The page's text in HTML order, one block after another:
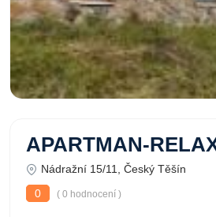
APARTMAN-
Nádražní 15/11, Český Těšín
0
( 0 hodnocení )